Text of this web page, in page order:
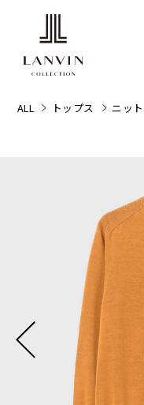
ALL トップス ニット